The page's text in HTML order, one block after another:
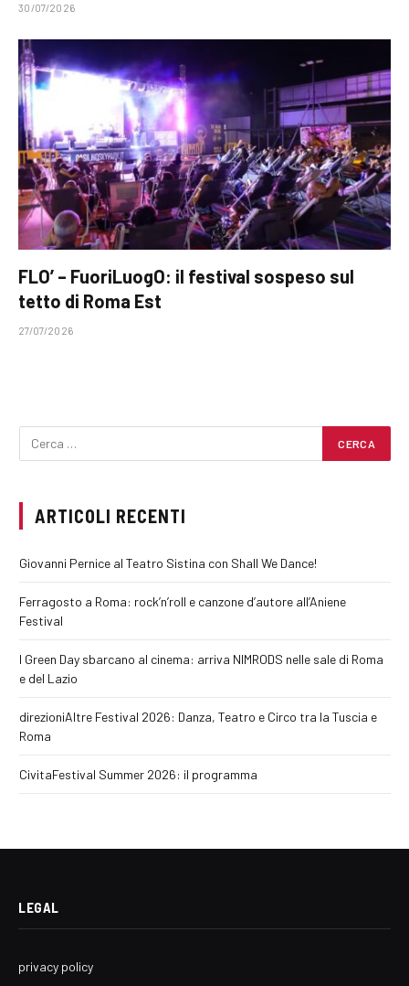
30/07/2026
FLO’ – FuoriLuogO: il festival sospeso sul
tetto di Roma Est
27/07/2026
ARTICOLI RECENTI
Giovanni Pernice al Teatro Sistina con Shall We Dance!
Ferragosto a Roma: rock’n’roll e canzone d’autore all’Aniene
Festival
I Green Day sbarcano al cinema: arriva NIMRODS nelle sale di Roma
e del Lazio
direzioniAltre Festival 2026: Danza, Teatro e Circo tra la Tuscia e
Roma
CivitaFestival Summer 2026: il programma
LEGAL
privacy policy